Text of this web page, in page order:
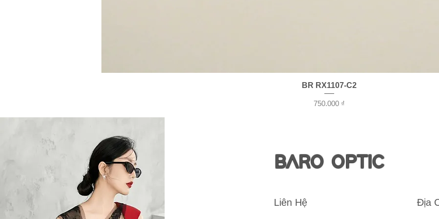
Xem nhanh
BR RX1107-C2
Giá
750.000 ₫
BARO OPTIC
Liên Hệ Địa